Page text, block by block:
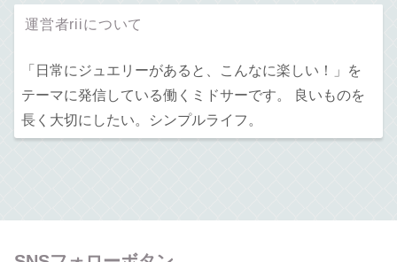
運営者riiについて
「日常にジュエリーがあると、こんなに楽しい！」を
テーマに発信している働くミドサーです。 良いものを
長く大切にしたい。シンプルライフ。